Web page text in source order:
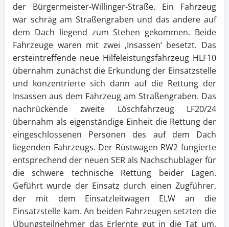
der Bürgermeister-Willinger-Straße. Ein Fahrzeug
war schräg am Straßengraben und das andere auf
dem Dach liegend zum Stehen gekommen. Beide
Fahrzeuge waren mit zwei ‚Insassen‘ besetzt. Das
ersteintreffende neue Hilfeleistungsfahrzeug HLF10
übernahm zunächst die Erkundung der Einsatzstelle
und konzentrierte sich dann auf die Rettung der
Insassen aus dem Fahrzeug am Straßengraben. Das
nachrückende zweite Löschfahrzeug LF20/24
übernahm als eigenständige Einheit die Rettung der
eingeschlossenen Personen des auf dem Dach
liegenden Fahrzeugs. Der Rüstwagen RW2 fungierte
entsprechend der neuen SER als Nachschublager für
die schwere technische Rettung beider Lagen.
Geführt wurde der Einsatz durch einen Zugführer,
der mit dem Einsatzleitwagen ELW an die
Einsatzstelle kam. An beiden Fahrzeugen setzten die
Übungsteilnehmer das Erlernte gut in die Tat um,